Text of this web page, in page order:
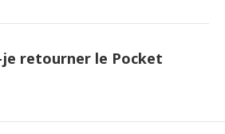
assurance lors du paiement pour
En cas de problème,
— nous vous aiderons à
je retourner le Pocket